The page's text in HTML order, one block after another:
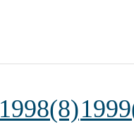
1998(8)